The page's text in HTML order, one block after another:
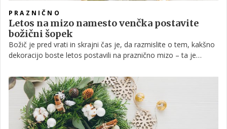
PRAZNIČNO
Letos na mizo namesto venčka postavite
božični šopek
Božič je pred vrati in skrajni čas je, da razmislite o tem, kakšno
dekoracijo boste letos postavili na praznično mizo – ta je
božična večerja čudovita v vseh pogledih predstavljamo nekaj
trendov – med katerimi zagotovo eden izstopa, nanj pa letos
prisega tudi priznana floristka Metka Sporiš.